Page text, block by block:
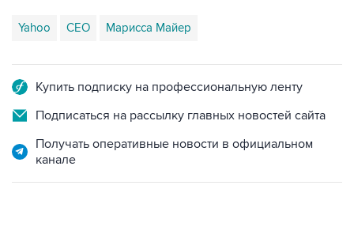
Yahoo CEO Марисса Майер
Купить подписку на профессиональную ленту
Подписаться на рассылку главных новостей сайта
Получать оперативные новости в официальном
канале